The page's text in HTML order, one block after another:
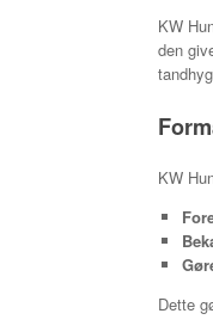
KW
den
KW
Dette